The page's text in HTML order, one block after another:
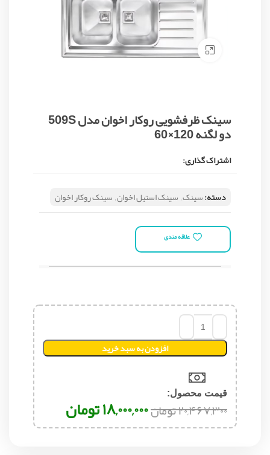
Click to enlarge
سینک ظرفشویی روکار اخوان مدل 509S
دو لگنه 120×60
اشتراک گذاری:
دسته:سینک,سینک استیل اخوان,سینک روکار اخوان
علاقه مندی
افزودن به سبد خرید
قیمت محصول:​
۲۰,۴۶۷,۳۰۰تومان۱۸,۰۰۰,۰۰۰تومان